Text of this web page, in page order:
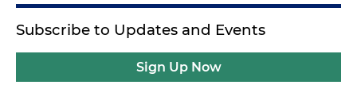
Subscribe to Updates and Events
Sign Up Now